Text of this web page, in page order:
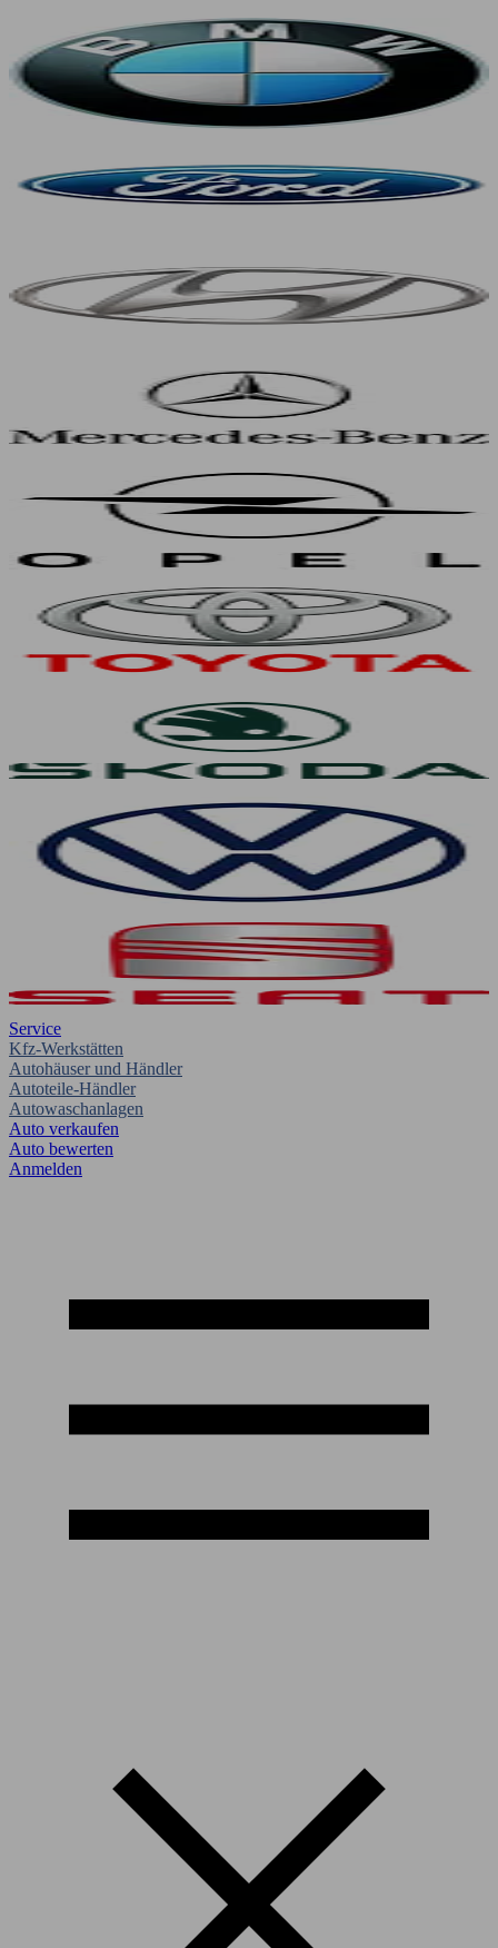
Service
Kfz-Werkstätten
Autohäuser und Händler
Autoteile-Händler
Autowaschanlagen
Auto verkaufen
Auto bewerten
Anmelden